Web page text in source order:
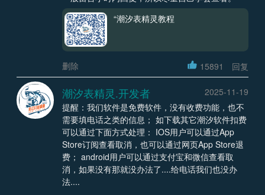
“潮汐表精灵教程
删除 15891 回复
潮汐表精灵.开发者
2025-11-19
提醒：我们软件是免费软件，没有收费功能，也不
需要填电话之类的信息； 如下载其它潮汐软件扣费
可以通过下面方式处理： IOS用户可以通过App
Store订阅查看取消，也可以通过网页App Store退
费； android用户可以通过支付宝和微信查看取
消，如果没有那就没办法了....给电话我们也没办
法....